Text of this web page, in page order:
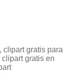
clipart gratis para
gratis en